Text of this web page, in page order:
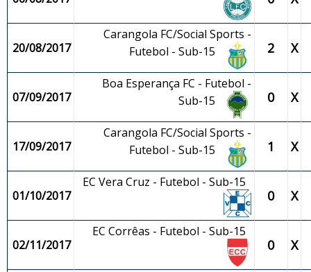
20/08/2017
Carangola FC/Social Sports -
Futebol - Sub-15
2 X
07/09/2017
Boa Esperança FC - Futebol -
Sub-15
0 X
17/09/2017
Carangola FC/Social Sports -
Futebol - Sub-15
1 X
01/10/2017
EC Vera Cruz - Futebol - Sub-15
0 X
02/11/2017
EC Corrêas - Futebol - Sub-15
0 X